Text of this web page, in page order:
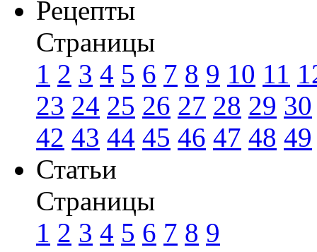
Рецепты
Страницы
1 2 3 4 5 6 7 8 9 10 11
23 24 25 26 27 28 29 30
42 43 44 45 46 47 48 49
Статьи
Страницы
1 2 3 4 5 6 7 8 9